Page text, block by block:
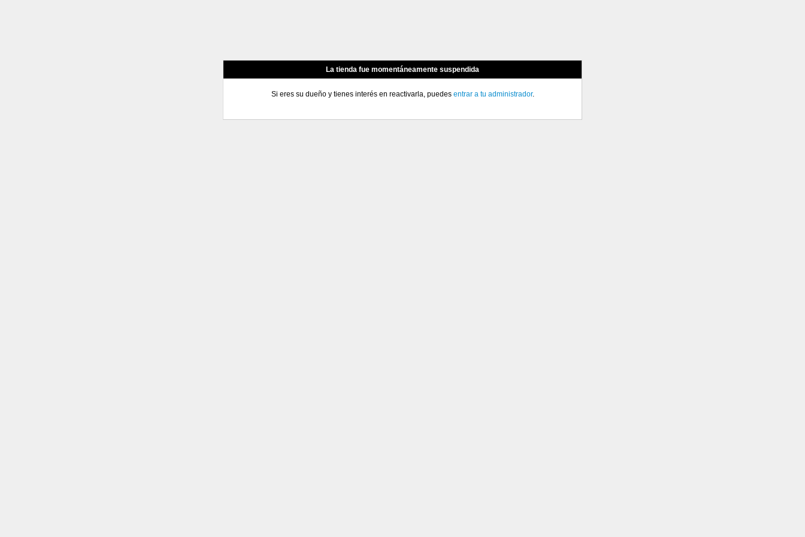
La tienda fue momentáneamente suspendida
Si eres su dueño y tienes interés en reactivarla, puedes entrar a tu administrador.